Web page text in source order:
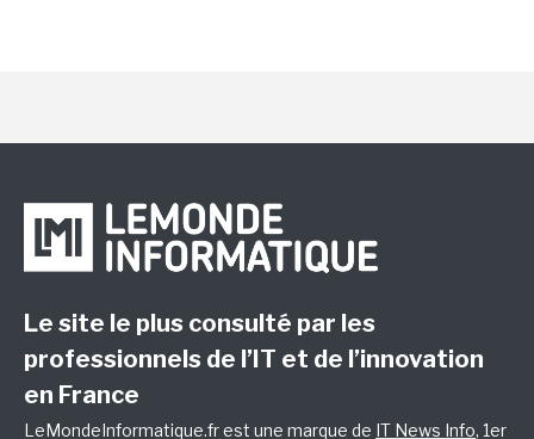
Le site le plus consulté par les
professionnels de l’IT et de l’innovation
en France
LeMondeInformatique.fr est une marque de IT News Info, 1er